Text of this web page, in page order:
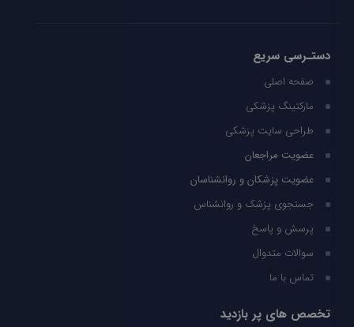
دستـرسی سریع
صفحه اصلی
مارکتینگ پزشکی
طراحی سایت پزشکی
عضویت مراجعان
عضویت پزشکان و روانشناسان
جستجوی پزشک و روانشناس
پرسش و پاسخ
سوالات متدوال
تماس با ما
تخصص های پر بازدید